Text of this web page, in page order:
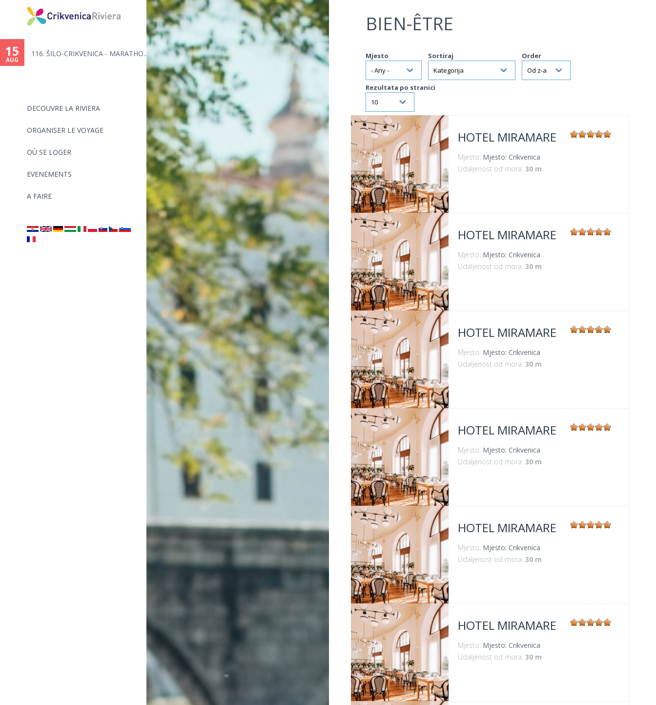
Jump to navigation
DECOUVRE LA RIVIERA
ORGANISER LE VOYAGE
OÙ SE LOGER
EVENEMENTS
A FAIRE
15
AUG
116. ŠILO-CRIKVENICA - MARATHO...
BIEN-ÊTRE
Mjesto Sortiraj Order
Rezultata po stranici
VIŠE INFORMACIJA
HOTEL MIRAMARE
Mjesto: Mjesto: Crikvenica
Udaljenost od mora: 30 m
VIŠE INFORMACIJA
HOTEL MIRAMARE
Mjesto: Mjesto: Crikvenica
Udaljenost od mora: 30 m
VIŠE INFORMACIJA
HOTEL MIRAMARE
Mjesto: Mjesto: Crikvenica
Udaljenost od mora: 30 m
VIŠE INFORMACIJA
HOTEL MIRAMARE
Mjesto: Mjesto: Crikvenica
Udaljenost od mora: 30 m
VIŠE INFORMACIJA
HOTEL MIRAMARE
Mjesto: Mjesto: Crikvenica
Udaljenost od mora: 30 m
HOTEL MIRAMARE
Mjesto: Mjesto: Crikvenica
Udaljenost od mora: 30 m